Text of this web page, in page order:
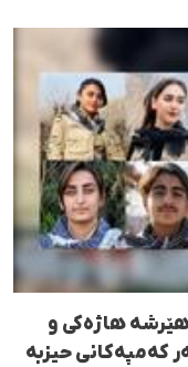
هێرشە هاژەکی و
کەمپەکانی حیزبە